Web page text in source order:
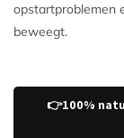
opstartproblemen
beweegt.
👉100%